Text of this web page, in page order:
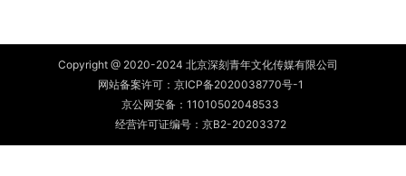
Copyright @ 2020-2024 北京深刻青年文化传媒有限公司
网站备案许可： 京ICP备2020038770号-1
京公网安备： 11010502048533
经营许可证编号：京B2-20203372